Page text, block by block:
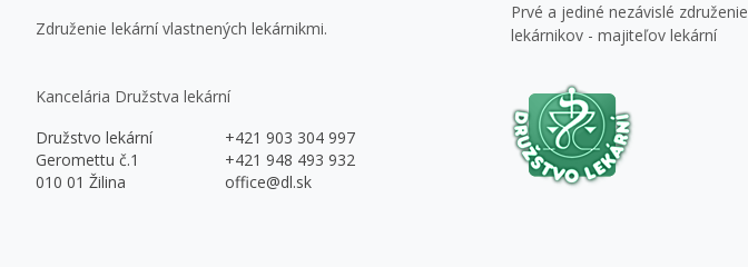
Združenie lekární vlastnených lekárnikmi.
Kancelária Družstva lekární
Družstvo lekární
+421 903 304 997
Geromettu č.1
+421 948 493 932
010 01 Žilina
office@dl.sk
Prvé a jediné nezávislé združenie
lekárnikov - majiteľov lekární